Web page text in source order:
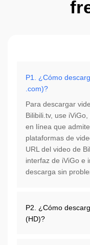
P1. ¿Cómo
.com)?
Para descargar
Bilibili.tv, use
en línea que
plataformas de
URL del video de
interfaz de iViGo e
descarga sin
P2. ¿Cómo
(HD)?